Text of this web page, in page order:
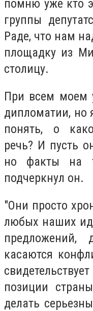
помню уже кто
группы
Раде, что нам
площадку из
столицу.
При всем моем
дипломатии, но
понять, о
речь? И пусть
но факты на
подчеркнул он.
"Они просто
любых наших
касаются
позиции
делать